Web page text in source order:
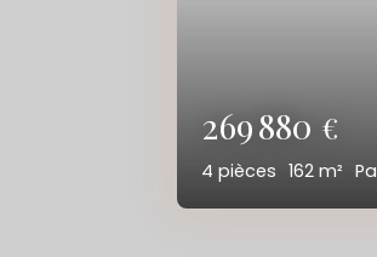
419 000€
7pièces 135m²